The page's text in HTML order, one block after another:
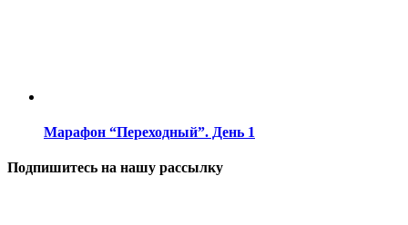
Марафон “Переходный”. День 1
Подпишитесь на нашу рассылку